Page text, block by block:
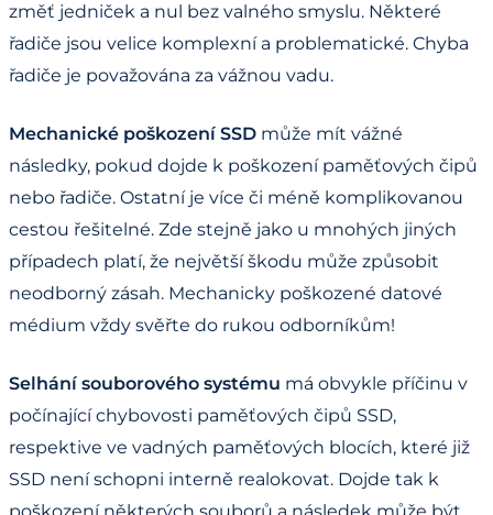
změť jedniček a nul bez valného smyslu. Některé
řadiče jsou velice komplexní a problematické. Chyba
řadiče je považována za vážnou vadu.
Mechanické poškození SSD může mít vážné
následky, pokud dojde k poškození paměťových čipů
nebo řadiče. Ostatní je více či méně komplikovanou
cestou řešitelné. Zde stejně jako u mnohých jiných
případech platí, že největší škodu může způsobit
neodborný zásah. Mechanicky poškozené datové
médium vždy svěřte do rukou odborníkům!
Selhání souborového systému má obvykle příčinu v
počínající chybovosti paměťových čipů SSD,
respektive ve vadných paměťových blocích, které již
SSD není schopni interně realokovat. Dojde tak k